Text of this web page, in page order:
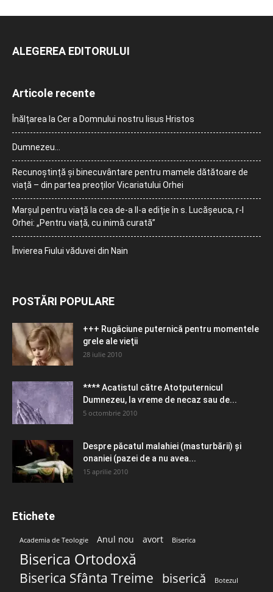
ALEGEREA EDITORULUI
Articole recente
Înălțarea la Cer a Domnului nostru Iisus Hristos
Dumnezeu…
Recunoștință și binecuvântare pentru mamele dătătoare de
viață – din partea preoților Vicariatului Orhei
Marșul pentru viață la cea de-a II-a ediție în s. Lucășeuca, r-l
Orhei: „Pentru viață, cu inimă curată”
Învierea Fiului văduvei din Nain
POSTĂRI POPULARE
+++ Rugăciune puternică pentru momentele
grele ale vieţii
28 iulie 2010
**** Acatistul către Atotputernicul
Dumnezeu, la vreme de necaz sau de...
5 octombrie 2010
Despre păcatul malahiei (masturbării) şi
onaniei (pazei de a nu avea...
15 aprilie 2010
Etichete
Academia de Teologie Anul nou avort Biserica
Biserica Ortodoxă
Biserica Sfânta Treime biserică Botezul